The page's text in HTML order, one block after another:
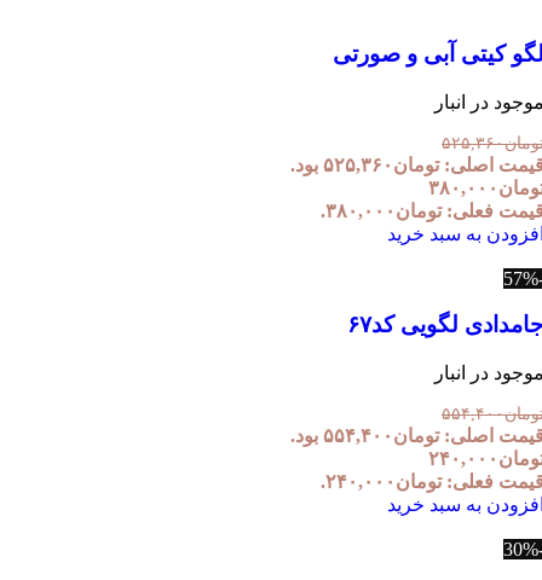
کیتی آبی و صورتی
در انبار
۵۲۵,۳۶۰
اصلی: تومان۵۲۵,۳۶۰ بود.
۳۸۰,۰۰۰
فعلی: تومان۳۸۰,۰۰۰.
به سبد خرید
-
لگویی کد۶۷
در انبار
۵۵۴,۴۰۰
اصلی: تومان۵۵۴,۴۰۰ بود.
۲۴۰,۰۰۰
فعلی: تومان۲۴۰,۰۰۰.
به سبد خرید
-